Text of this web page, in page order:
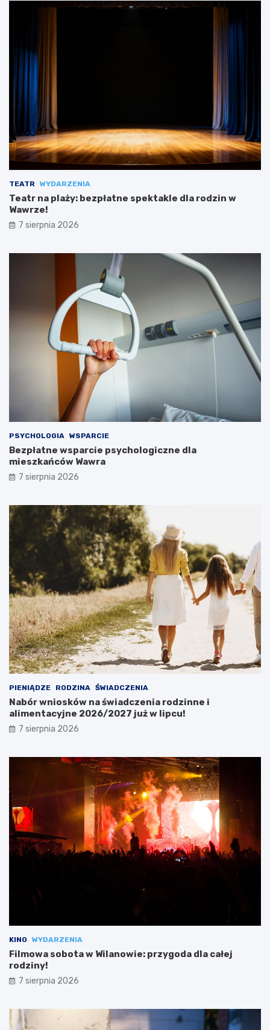
TEATR WYDARZENIA
Teatr na plaży: bezpłatne spektakle dla rodzin w
Wawrze!
7 sierpnia 2026
PSYCHOLOGIA WSPARCIE
Bezpłatne wsparcie psychologiczne dla
mieszkańców Wawra
7 sierpnia 2026
PIENIĄDZE RODZINA ŚWIADCZENIA
Nabór wniosków na świadczenia rodzinne i
alimentacyjne 2026/2027 już w lipcu!
7 sierpnia 2026
KINO WYDARZENIA
Filmowa sobota w Wilanowie: przygoda dla całej
rodziny!
7 sierpnia 2026